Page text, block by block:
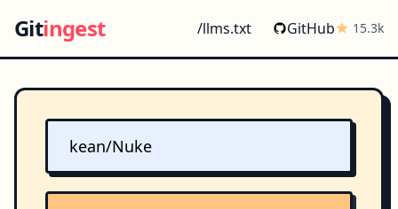
Gitingest /llms.txt GitHub 15.3k